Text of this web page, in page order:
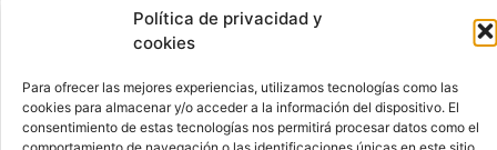
Política de privacidad y
cookies
Para ofrecer las mejores experiencias, utilizamos tecnologías como las
cookies para almacenar y/o acceder a la información del dispositivo. El
consentimiento de estas tecnologías nos permitirá procesar datos como el
Sétimo
Piso Int.
701, San
Isidro.
Lima –
privacidad